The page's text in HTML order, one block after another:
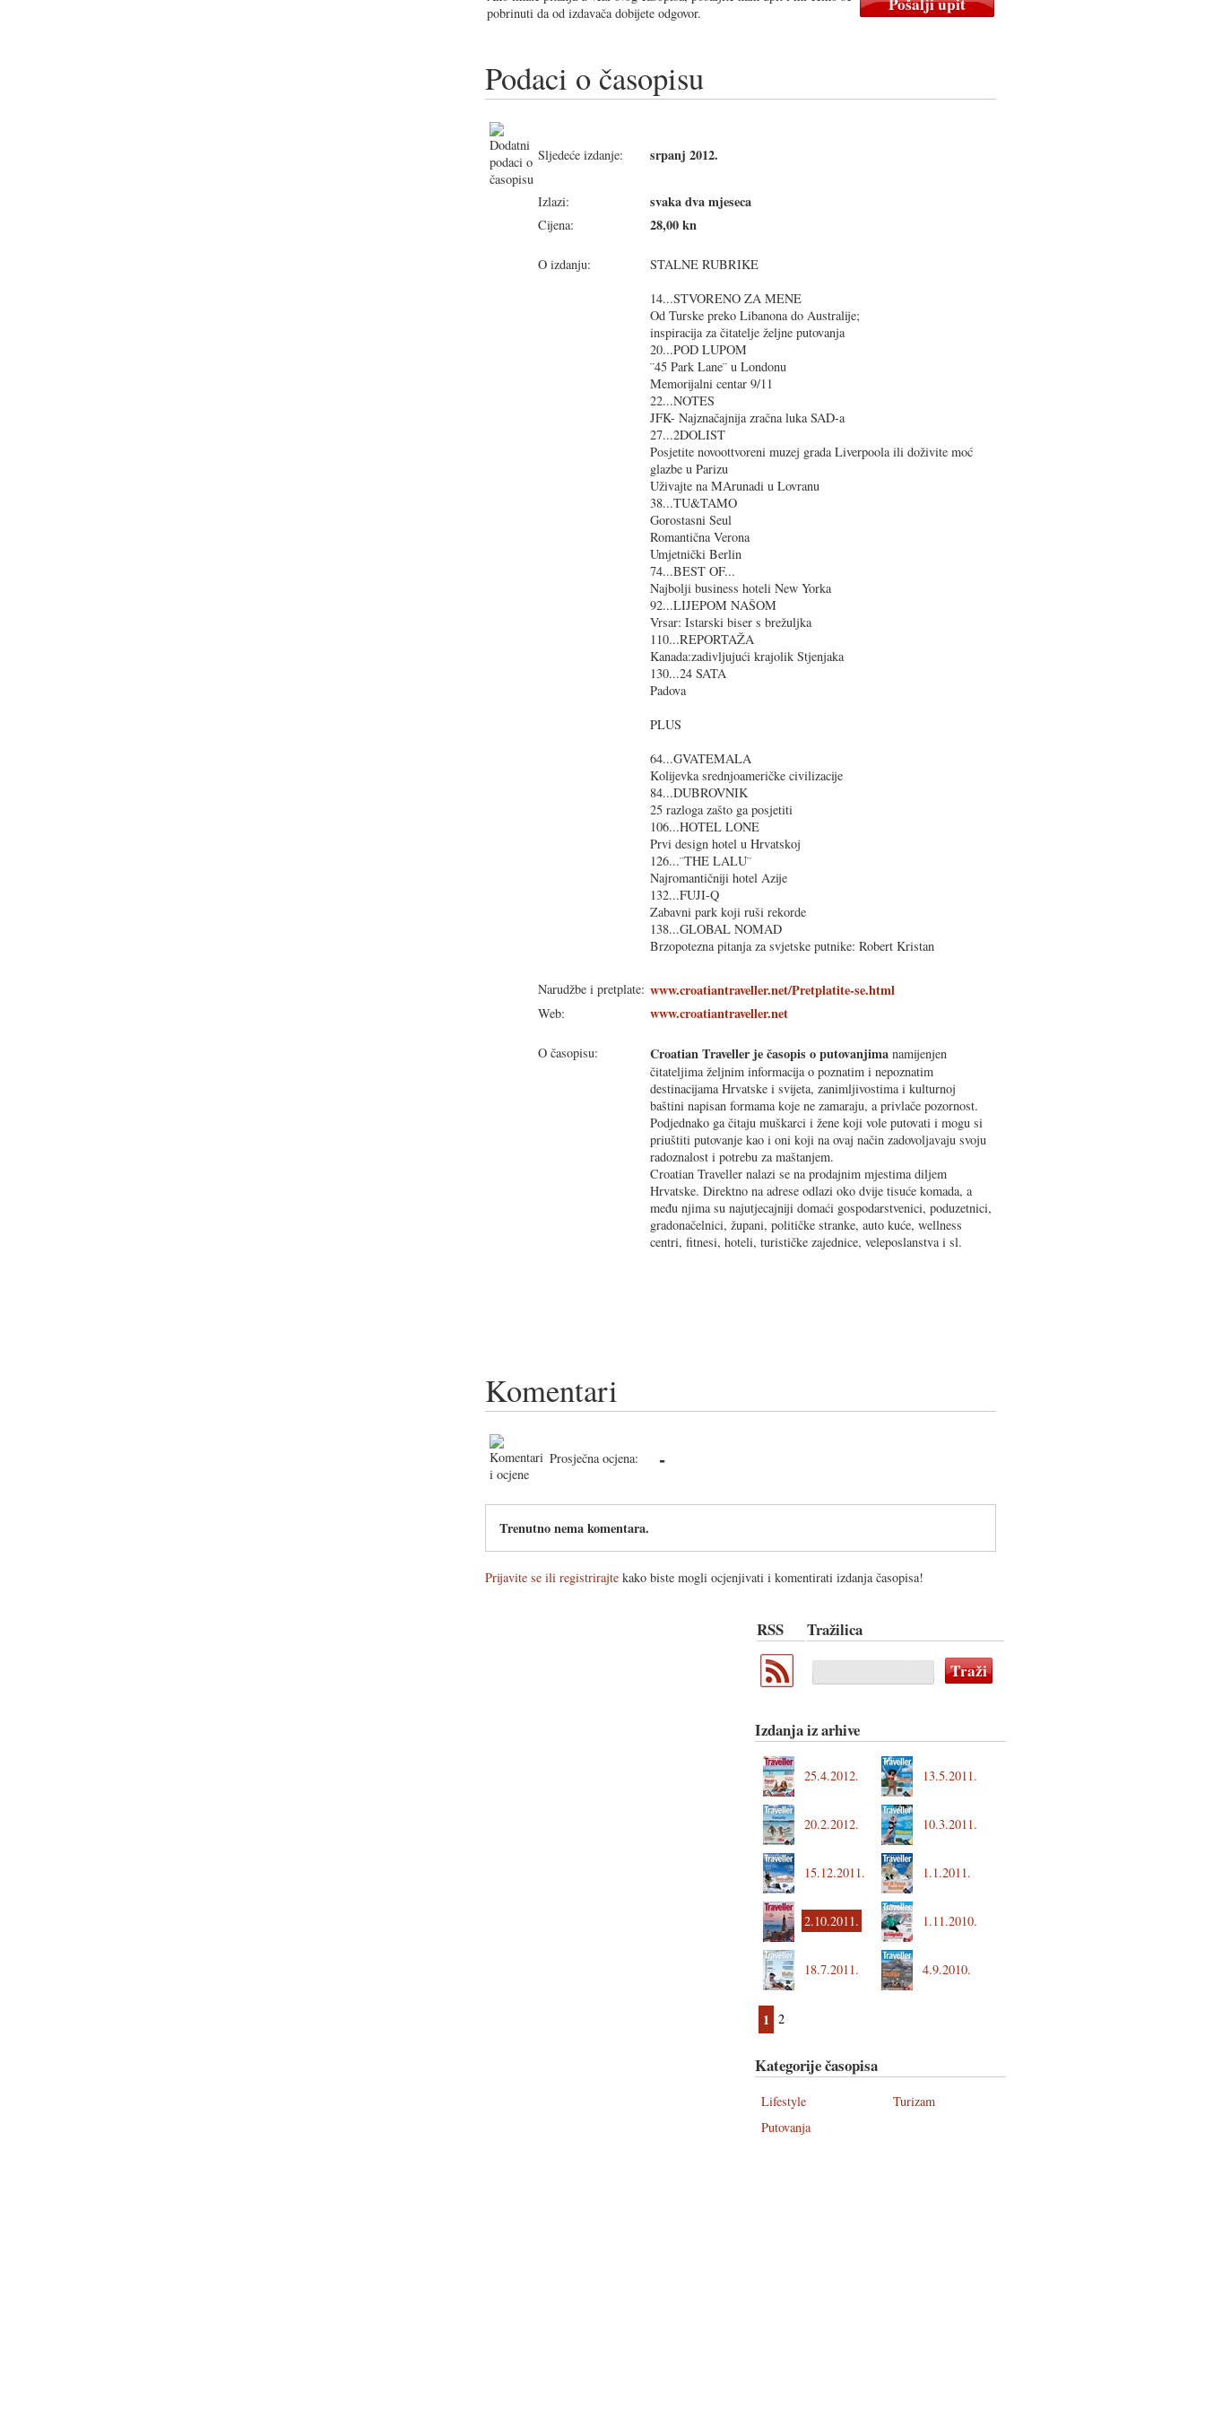
pobrinuti da od izdavača dobijete odgovor.
Podaci o časopisu
Sljedeće izdanje: srpanj 2012.
Izlazi: svaka dva mjeseca
Cijena: 28,00 kn
O izdanju:
STALNE RUBRIKE
14...STVORENO ZA MENE
Od Turske preko Libanona do Australije;
inspiracija za čitatelje željne putovanja
20...POD LUPOM
¨45 Park Lane¨ u Londonu
Memorijalni centar 9/11
22...NOTES
JFK- Najznačajnija zračna luka SAD-a
27...2DOLIST
Posjetite novoottvoreni muzej grada Liverpoola ili doživite moć
glazbe u Parizu
Uživajte na MArunadi u Lovranu
38...TU&TAMO
Gorostasni Seul
Romantična Verona
Umjetnički Berlin
74...BEST OF...
Najbolji business hoteli New Yorka
92...LIJEPOM NAŠOM
Vrsar: Istarski biser s brežuljka
110...REPORTAŽA
Kanada:zadivljujući krajolik Stjenjaka
130...24 SATA
Padova
PLUS
64...GVATEMALA
Kolijevka srednjoameričke civilizacije
84...DUBROVNIK
25 razloga zašto ga posjetiti
106...HOTEL LONE
Prvi design hotel u Hrvatskoj
126...¨THE LALU¨
Najromantičniji hotel Azije
132...FUJI-Q
Zabavni park koji ruši rekorde
138...GLOBAL NOMAD
Brzopotezna pitanja za svjetske putnike: Robert Kristan
Narudžbe i pretplate: www.croatiantraveller.net/Pretplatite-se.html
Web: www.croatiantraveller.net
O časopisu: Croatian Traveller je časopis o putovanjima namijenjen
čitateljima željnim informacija o poznatim i nepoznatim
destinacijama Hrvatske i svijeta, zanimljivostima i kulturnoj
baštini napisan formama koje ne zamaraju, a privlače pozornost.
Podjednako ga čitaju muškarci i žene koji vole putovati i mogu si
priuštiti putovanje kao i oni koji na ovaj način zadovoljavaju svoju
radoznalost i potrebu za maštanjem.
Croatian Traveller nalazi se na prodajnim mjestima diljem
Hrvatske. Direktno na adrese odlazi oko dvije tisuće komada, a
među njima su najutjecajniji domaći gospodarstvenici, poduzetnici,
gradonačelnici, župani, političke stranke, auto kuće, wellness
centri, fitnesi, hoteli, turističke zajednice, veleposlanstva i sl.
Komentari
Prosječna ocjena: -
Trenutno nema komentara.
Prijavite se ili registrirajte kako biste mogli ocjenjivati i komentirati izdanja časopisa!
RSS Tražilica
Izdanja iz arhive
25.4.2012. 13.5.2011.
20.2.2012. 10.3.2011.
15.12.2011. 1.1.2011.
2.10.2011. 1.11.2010.
18.7.2011. 4.9.2010.
1 2
Kategorije časopisa
Lifestyle
Putovanja
Turizam